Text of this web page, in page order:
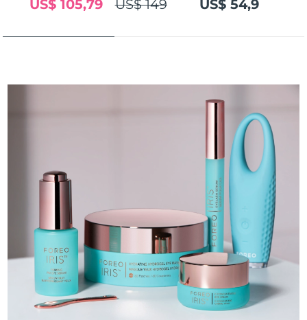
US$ 149
US$ 105,79 US$ 54,9